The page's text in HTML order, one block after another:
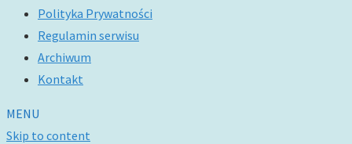
Polityka Prywatności
Regulamin serwisu
Archiwum
Kontakt
MENU
Skip to content